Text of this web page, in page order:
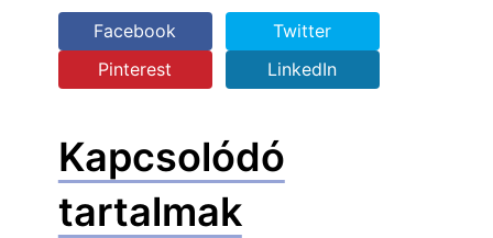
Facebook
Twitter
Pinterest
LinkedIn
Kapcsolódó
tartalmak